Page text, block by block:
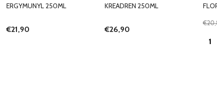
ERGYMUNYL 250ML
€21,90
KREADREN 250ML
€26,90